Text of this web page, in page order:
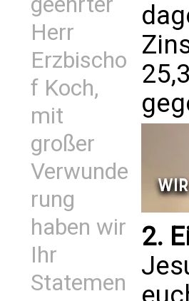
Herr
Erzbischo
f Koch,
mit
großer
Verwunde
rung
haben wir
Ihr
Statemen
2.